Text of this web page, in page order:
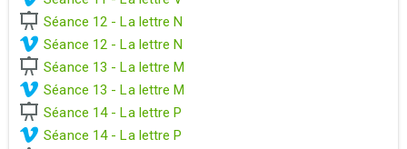
Séance 12 - La lettre N
Séance 12 - La lettre N
Séance 13 - La lettre M
Séance 13 - La lettre M
Séance 14 - La lettre P
Séance 14 - La lettre P